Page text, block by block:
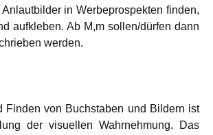
in Werbeprospekten finden,
aufkleben. Ab M,m sollen/dürfen dann
werden.
Finden von Buchstaben und Bildern ist
der visuellen Wahrnehmung. Das